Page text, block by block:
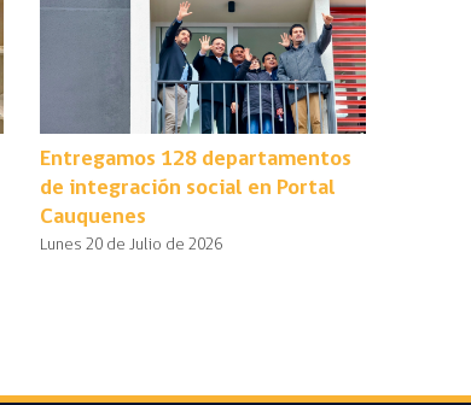
Entregamos 128 departamentos
de integración social en Portal
Cauquenes
Lunes 20 de Julio de 2026